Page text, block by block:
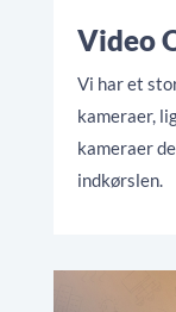
Video
Vi har et
kameraer,
kameraer
indkørslen.